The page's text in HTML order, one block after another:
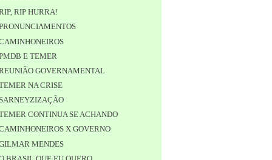
RIP HURRA!
E TEMER
GOVERNAMENTAL
NA CRISE
CONTINUA SE ACHANDO
X GOVERNO
MENDES